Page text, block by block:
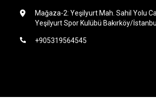
Mağaza-2: Yeşilyurt Mah. Sahil Yolu
Yeşilyurt Spor Kulübü Bakırköy/İstanbul
+905319564545